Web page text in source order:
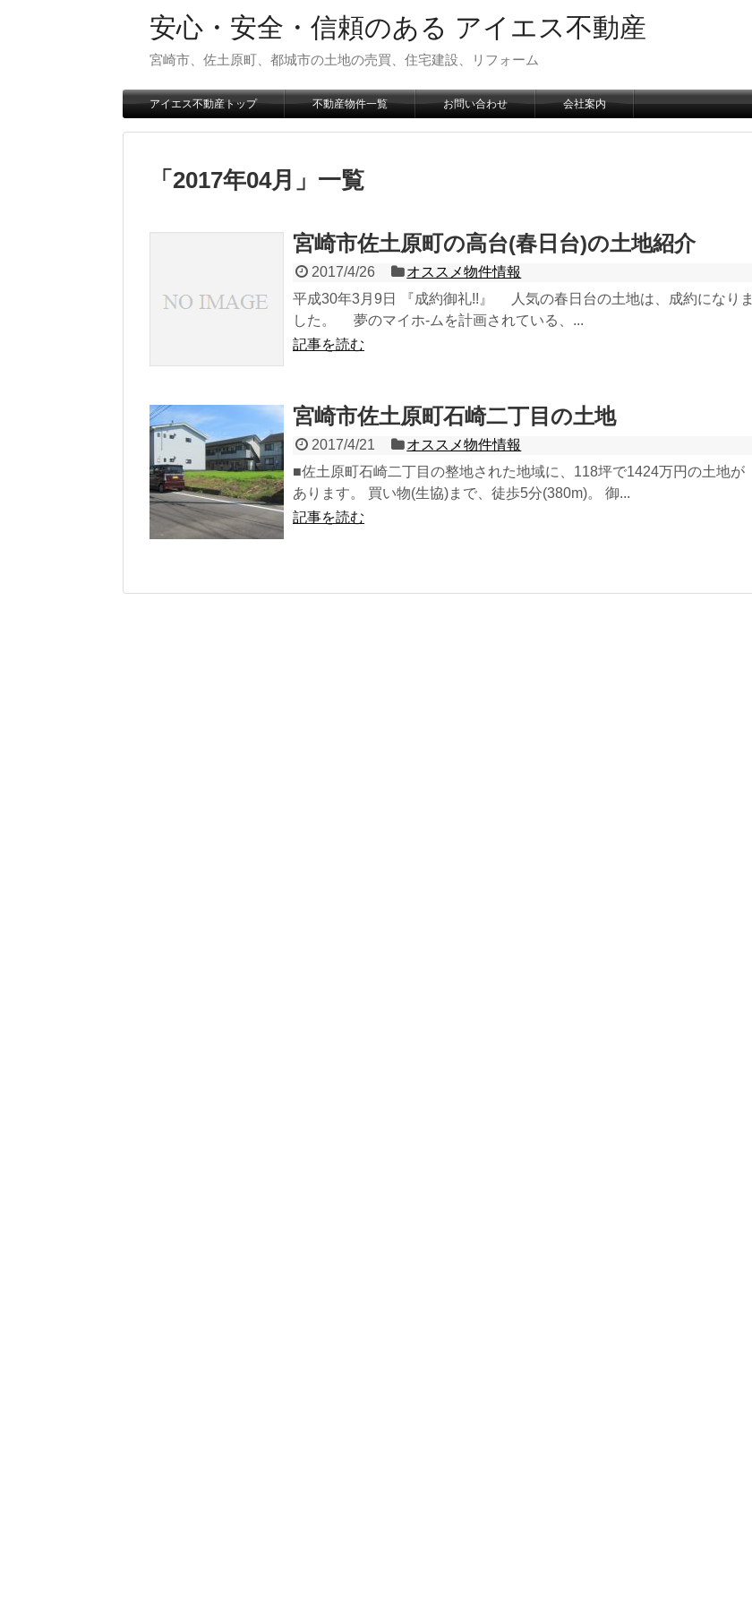
安心・安全・信頼のある アイエス不動産
宮崎市、佐土原町、都城市の土地の売買、住宅建設、リフォーム
アイエス不動産トップ 不動産物件一覧 お問い合わせ 会社案内
「 2017年04月 」 一覧
宮崎市佐土原町の高台(春日台)の土地紹介
2017/4/26
オススメ物件情報
平成30年3月9日 『成約御礼!!』 人気の春日台の土地は、成約になりま
した。 夢のマイホ-ムを計画されている、...
記事を読む
宮崎市佐土原町石崎二丁目の土地
2017/4/21
オススメ物件情報
■佐土原町石崎二丁目の整地された地域に、118坪で1424万円の土地が
あります。 買い物(生協)まで、徒歩5分(380m)。 御...
記事を読む